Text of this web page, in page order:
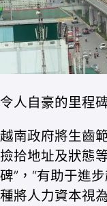
令人自豪的里程
越南政府將生齒
撿拾地址及狀態
碑”，“有助于進
種將人力資本視